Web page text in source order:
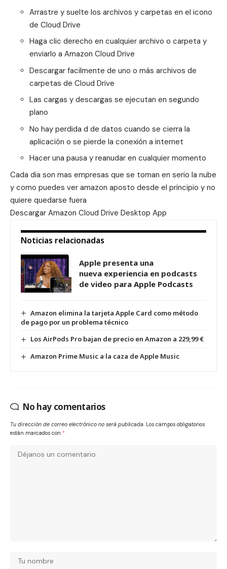
Arrastre y suelte los archivos y carpetas en el icono
de Cloud Drive
Haga clic derecho en cualquier archivo o carpeta y
enviarlo a Amazon Cloud Drive
Descargar facilmente de uno o más archivos de
carpetas de Cloud Drive
Las cargas y descargas se ejecutan en segundo
plano
No hay perdida d de datos cuando se cierra la
aplicación o se pierde la conexión a internet
Hacer una pausa y reanudar en cualquier momento
Cada dia son mas empresas que se toman en serio la nube
y como puedes ver amazon aposto desde el principio y no
quiere quedarse fuera
Descargar Amazon Cloud Drive Desktop App
Noticias relacionadas
Apple presenta una
nueva experiencia en podcasts
de video para Apple Podcasts
Amazon elimina la tarjeta Apple Card como método
de pago por un problema técnico
Los AirPods Pro bajan de precio en Amazon a 229,99 €
Amazon Prime Music a la caza de Apple Music
No hay comentarios
Tu dirección de correo electrónico no será publicada. Los campos obligatorios
están marcados con *